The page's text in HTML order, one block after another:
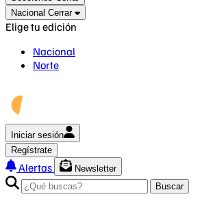
Nacional Cerrar
Elige tu edición
Nacional
Norte
Iniciar sesión
Regístrate
Alertas
Newsletter
Buscar